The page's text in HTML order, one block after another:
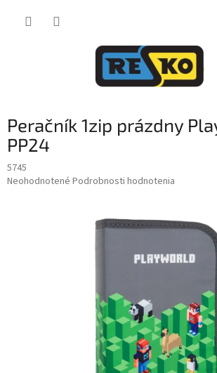
Peračník 1zip prázdny
PP24
5745
Priemerné
Neohodnotené Podrobnosti hodnotenia